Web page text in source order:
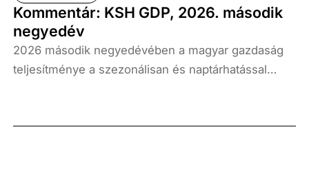
Kommentár: KSH GDP, 2026. második
negyedév
2026 második negyedévében a magyar gazdaság
teljesítménye a szezonálisan és naptárhatással
százalékkal, míg az előző negyedévhez képest 0,4